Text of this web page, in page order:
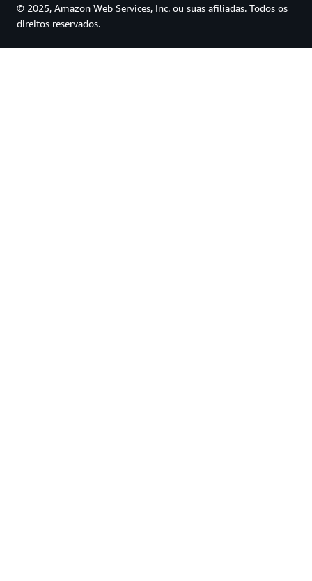
© 2025, Amazon Web Services, Inc. ou suas afiliadas. Todos os
direitos reservados.